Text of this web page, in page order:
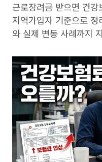
근로장려금 받으면 건강
지역가입자 기준으로
와 실제 변동 사례까지